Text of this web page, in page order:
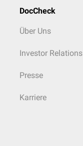
DocCheck
Über Uns
Investor Relations
Presse
Karriere